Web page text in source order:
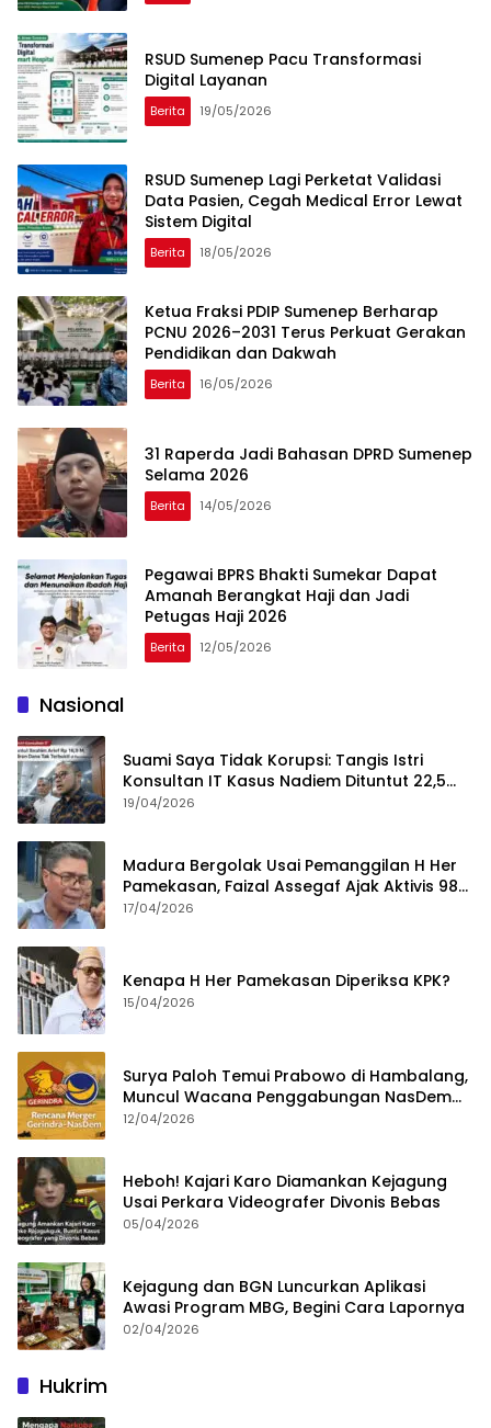
RSUD Sumenep Pacu Transformasi
Digital Layanan
Berita 19/05/2026
RSUD Sumenep Lagi Perketat Validasi
Data Pasien, Cegah Medical Error Lewat
Sistem Digital
Berita 18/05/2026
Ketua Fraksi PDIP Sumenep Berharap
PCNU 2026–2031 Terus Perkuat Gerakan
Pendidikan dan Dakwah
Berita 16/05/2026
31 Raperda Jadi Bahasan DPRD Sumenep
Selama 2026
Berita 14/05/2026
Pegawai BPRS Bhakti Sumekar Dapat
Amanah Berangkat Haji dan Jadi
Petugas Haji 2026
Berita 12/05/2026
Nasional
Suami Saya Tidak Korupsi: Tangis Istri
Konsultan IT Kasus Nadiem Dituntut 22,5
Tahun
19/04/2026
Madura Bergolak Usai Pemanggilan H Her
Pamekasan, Faizal Assegaf Ajak Aktivis 98
Bongkar Permainan KPK
17/04/2026
Kenapa H Her Pamekasan Diperiksa KPK?
15/04/2026
Surya Paloh Temui Prabowo di Hambalang,
Muncul Wacana Penggabungan NasDem
dan Gerindra
12/04/2026
Heboh! Kajari Karo Diamankan Kejagung
Usai Perkara Videografer Divonis Bebas
05/04/2026
Kejagung dan BGN Luncurkan Aplikasi
Awasi Program MBG, Begini Cara Lapornya
02/04/2026
Hukrim